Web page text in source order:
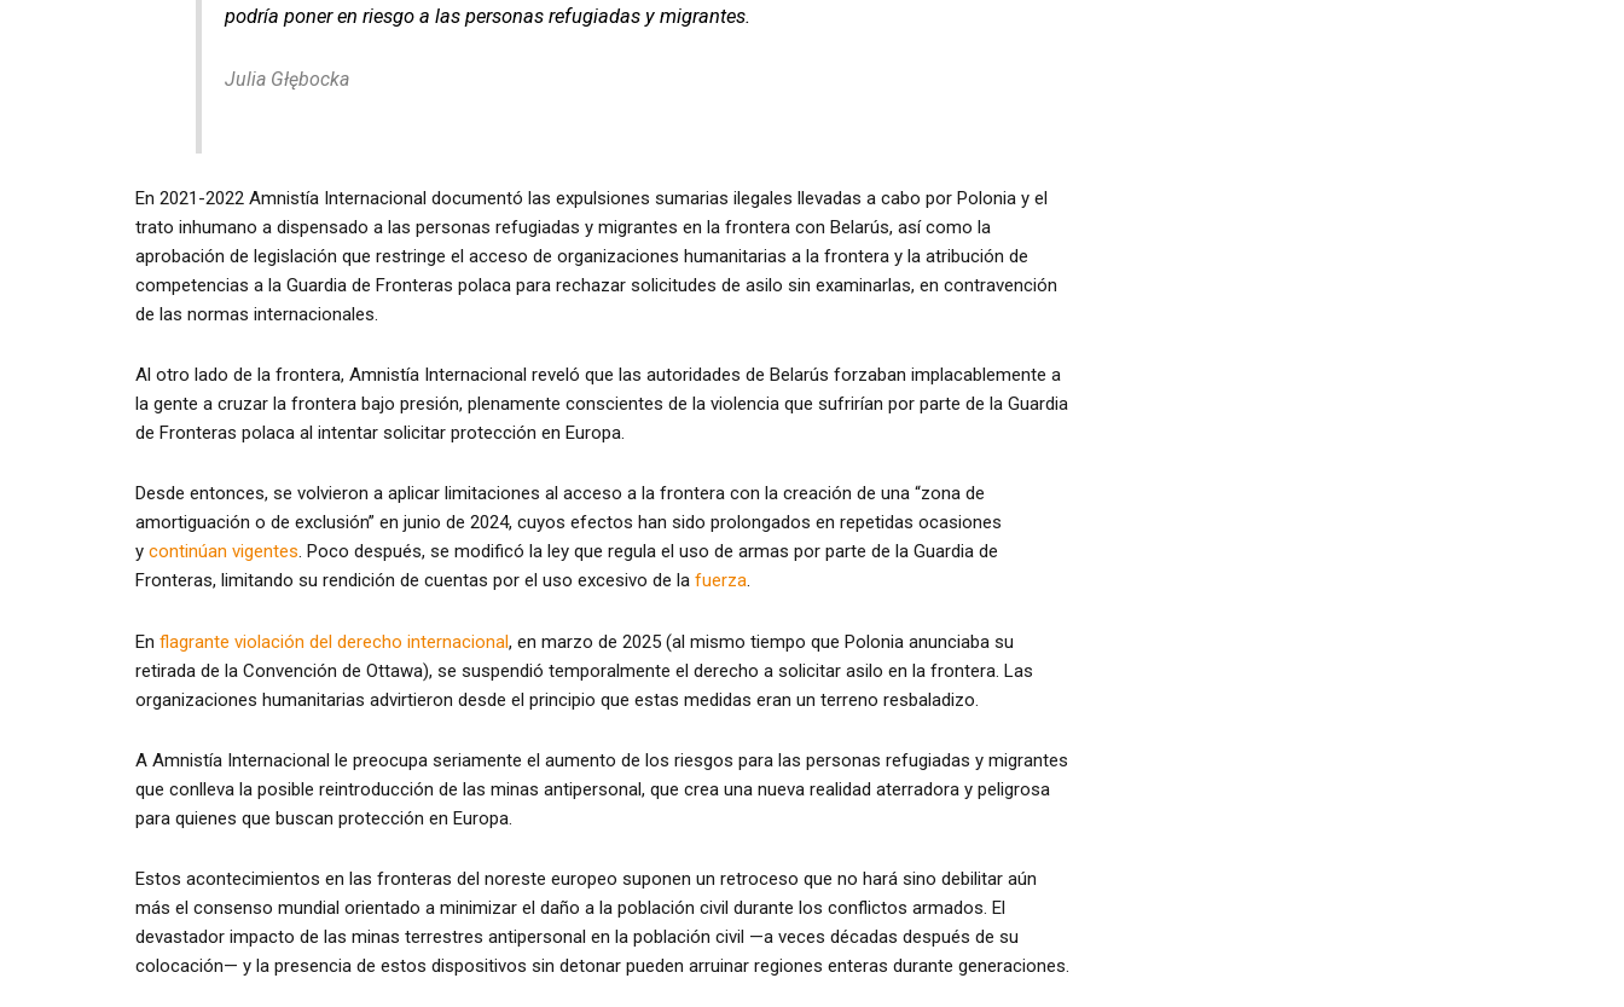
podría poner en riesgo a las personas refugiadas y migrantes.
Julia Głębocka
En 2021-2022 Amnistía Internacional documentó las expulsiones sumarias ilegales llevadas a cabo por Polonia y el
trato inhumano a dispensado a las personas refugiadas y migrantes en la frontera con Belarús, así como la
aprobación de legislación que restringe el acceso de organizaciones humanitarias a la frontera y la atribución de
competencias a la Guardia de Fronteras polaca para rechazar solicitudes de asilo sin examinarlas, en contravención
de las normas internacionales.
Al otro lado de la frontera, Amnistía Internacional reveló que las autoridades de Belarús forzaban implacablemente a
la gente a cruzar la frontera bajo presión, plenamente conscientes de la violencia que sufrirían por parte de la Guardia
de Fronteras polaca al intentar solicitar protección en Europa.
Desde entonces, se volvieron a aplicar limitaciones al acceso a la frontera con la creación de una “zona de
amortiguación o de exclusión” en junio de 2024, cuyos efectos han sido prolongados en repetidas ocasiones
y continúan vigentes. Poco después, se modificó la ley que regula el uso de armas por parte de la Guardia de
Fronteras, limitando su rendición de cuentas por el uso excesivo de la fuerza.
En flagrante violación del derecho internacional, en marzo de 2025 (al mismo tiempo que Polonia anunciaba su
retirada de la Convención de Ottawa), se suspendió temporalmente el derecho a solicitar asilo en la frontera. Las
organizaciones humanitarias advirtieron desde el principio que estas medidas eran un terreno resbaladizo.
A Amnistía Internacional le preocupa seriamente el aumento de los riesgos para las personas refugiadas y migrantes
que conlleva la posible reintroducción de las minas antipersonal, que crea una nueva realidad aterradora y peligrosa
para quienes que buscan protección en Europa.
Estos acontecimientos en las fronteras del noreste europeo suponen un retroceso que no hará sino debilitar aún
más el consenso mundial orientado a minimizar el daño a la población civil durante los conflictos armados. El
devastador impacto de las minas terrestres antipersonal en la población civil —a veces décadas después de su
colocación— y la presencia de estos dispositivos sin detonar pueden arruinar regiones enteras durante generaciones.